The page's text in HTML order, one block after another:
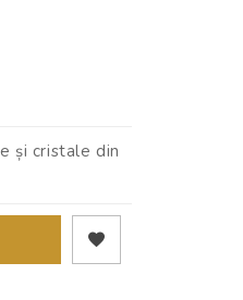
și cristale din